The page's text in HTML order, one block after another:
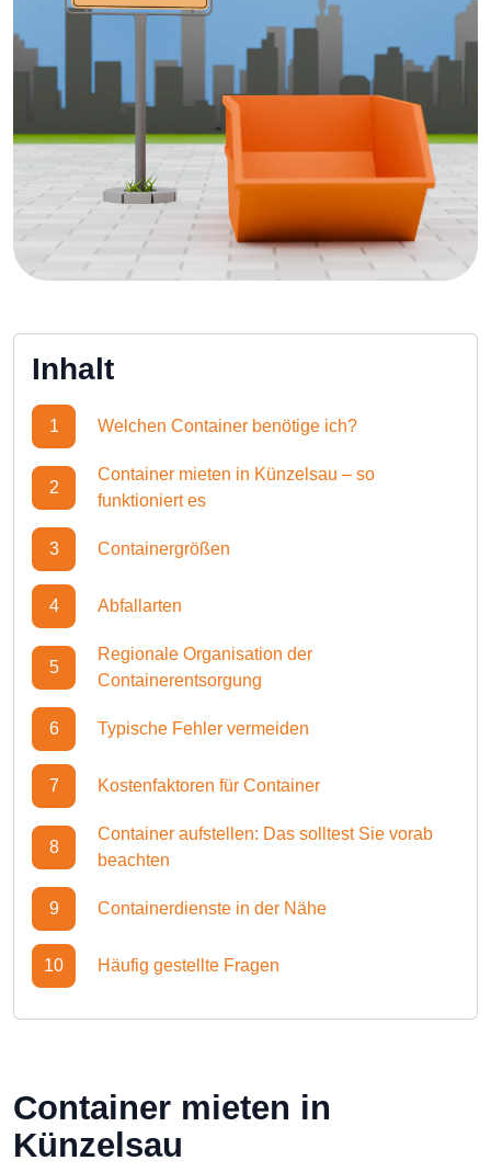
Inhalt
1 Welchen Container benötige ich?
2
Container mieten in Künzelsau – so
funktioniert es
3 Containergrößen
4 Abfallarten
5
Regionale Organisation der
Containerentsorgung
6 Typische Fehler vermeiden
7 Kostenfaktoren für Container
8
Container aufstellen: Das solltest Sie vorab
beachten
9 Containerdienste in der Nähe
10 Häufig gestellte Fragen
Container mieten in
Künzelsau